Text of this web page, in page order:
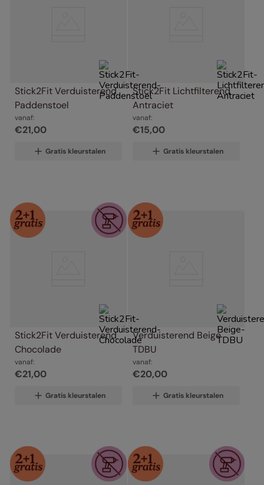
Stick2Fit Verduisterend
Paddenstoel
vanaf:
€21,00
Gratis kleurstalen
Stick2Fit Lichtfilterend
Antraciet
vanaf:
€15,00
Gratis kleurstalen
Stick2Fit Verduisterend
Chocolade
vanaf:
€21,00
Gratis kleurstalen
Verduisterend Beige
TDBU
vanaf:
€20,00
Gratis kleurstalen